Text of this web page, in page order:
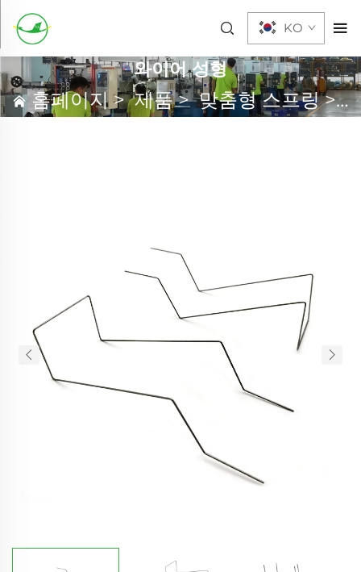
KO
와이어 성형
홈페이지>제품>맞춤형 스프링>